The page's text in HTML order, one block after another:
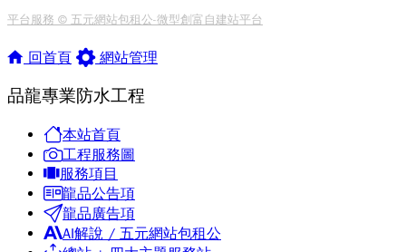
平台服務 © 五元網站包租公-微型創富自建站平台
回首頁 網站管理
品龍專業防水工程
本站首頁
工程服務圖
服務項目
龍品公告項
龍品廣告項
AI解說 / 五元網站包租公